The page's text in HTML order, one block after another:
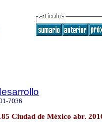
7036
Ciudad de México abr.